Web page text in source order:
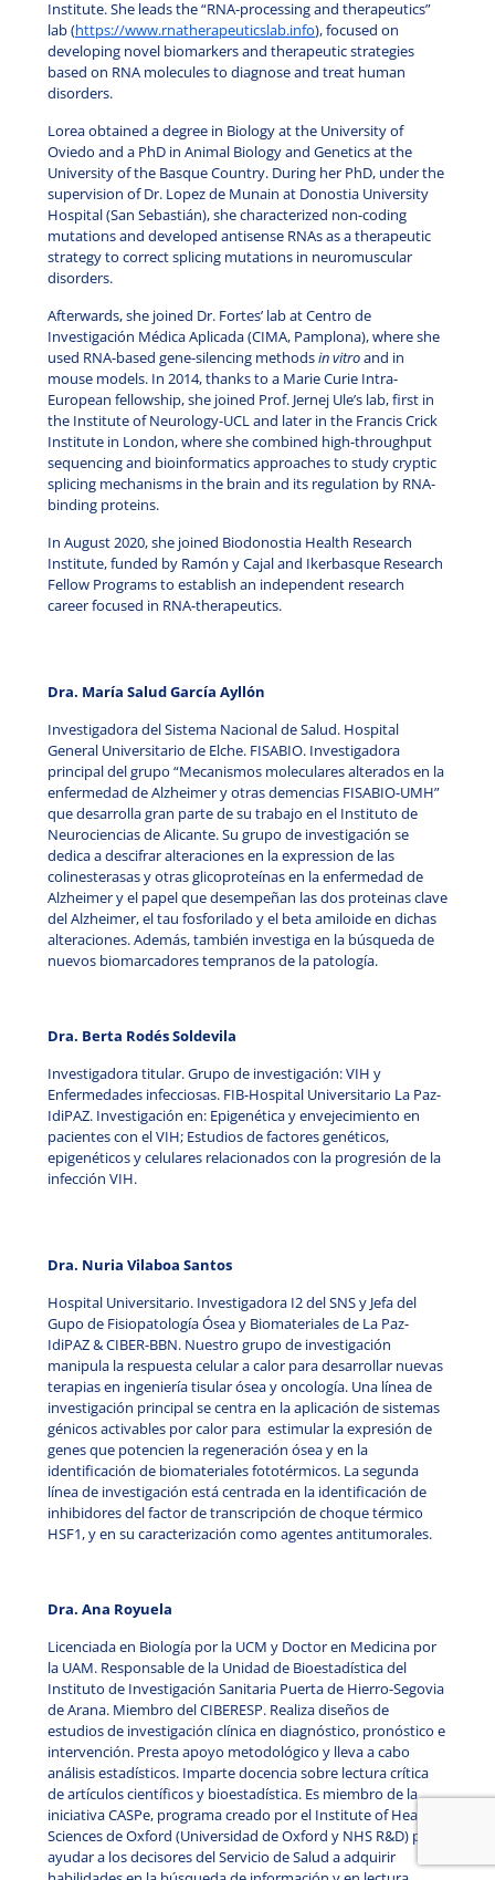
Institute. She leads the “RNA-processing and therapeutics”
lab (https://www.rnatherapeuticslab.info), focused on
developing novel biomarkers and therapeutic strategies
based on RNA molecules to diagnose and treat human
disorders.
Lorea obtained a degree in Biology at the University of
Oviedo and a PhD in Animal Biology and Genetics at the
University of the Basque Country. During her PhD, under the
supervision of Dr. Lopez de Munain at Donostia University
Hospital (San Sebastián), she characterized non-coding
mutations and developed antisense RNAs as a therapeutic
strategy to correct splicing mutations in neuromuscular
disorders.
Afterwards, she joined Dr. Fortes’ lab at Centro de
Investigación Médica Aplicada (CIMA, Pamplona), where she
used RNA-based gene-silencing methodsin vitroand in
mouse models. In 2014, thanks to a Marie Curie Intra-
European fellowship, she joined Prof. Jernej Ule’s lab, first in
the Institute of Neurology-UCL and later in the Francis Crick
Institute in London, where she combined high-throughput
sequencing and bioinformatics approaches to study cryptic
splicing mechanisms in the brain and its regulation by RNA-
binding proteins.
In August 2020, she joined Biodonostia Health Research
Institute, funded by Ramón y Cajal and Ikerbasque Research
Fellow Programs to establish an independent research
career focused in RNA-therapeutics.
Dra. María Salud García Ayllón
Investigadora del Sistema Nacional de Salud. Hospital
General Universitario de Elche. FISABIO. Investigadora
principal del grupo “Mecanismos moleculares alterados en la
enfermedad de Alzheimer y otras demencias FISABIO-UMH”
que desarrolla gran parte de su trabajo en el Instituto de
Neurociencias de Alicante. Su grupo de investigación se
dedica a descifrar alteraciones en la expression de las
colinesterasas y otras glicoproteínas en la enfermedad de
Alzheimer y el papel que desempeñan las dos proteinas clave
del Alzheimer, el tau fosforilado y el beta amiloide en dichas
alteraciones. Además, también investiga en la búsqueda de
nuevos biomarcadores tempranos de la patología.
Dra. Berta Rodés Soldevila
Investigadora titular. Grupo de investigación: VIH y
Enfermedades infecciosas. FIB-Hospital Universitario La Paz-
IdiPAZ. Investigación en: Epigenética y envejecimiento en
pacientes con el VIH; Estudios de factores genéticos,
epigenéticos y celulares relacionados con la progresión de la
infección VIH.
Dra. Nuria Vilaboa Santos
Hospital Universitario. Investigadora I2 del SNS y Jefa del
Gupo de Fisiopatología Ósea y Biomateriales de La Paz-
IdiPAZ & CIBER-BBN. Nuestro grupo de investigación
manipula la respuesta celular a calor para desarrollar nuevas
terapias en ingeniería tisular ósea y oncología. Una línea de
investigación principal se centra en la aplicación de sistemas
génicos activables por calor para estimular la expresión de
genes que potencien la regeneración ósea y en la
identificación de biomateriales fototérmicos. La segunda
línea de investigación está centrada en la identificación de
inhibidores del factor de transcripción de choque térmico
HSF1, y en su caracterización como agentes antitumorales.
Dra. Ana Royuela
Licenciada en Biología por la UCM y Doctor en Medicina por
la UAM. Responsable de la Unidad de Bioestadística del
Instituto de Investigación Sanitaria Puerta de Hierro-Segovia
de Arana. Miembro del CIBERESP. Realiza diseños de
estudios de investigación clínica en diagnóstico, pronóstico e
intervención. Presta apoyo metodológico y lleva a cabo
análisis estadísticos. Imparte docencia sobre lectura crítica
de artículos científicos y bioestadística. Es miembro de la
iniciativa CASPe, programa creado por el Institute of Health
Sciences de Oxford (Universidad de Oxford y NHS R&D) para
ayudar a los decisores del Servicio de Salud a adquirir